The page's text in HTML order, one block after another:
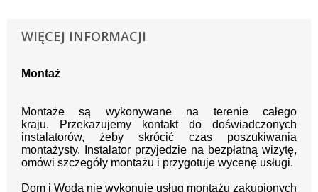
WIĘCEJ INFORMACJI
Montaż
Montaże są wykonywane na terenie całego
kraju.
Przekazujemy kontakt do doświadczonych
instalatorów, żeby skrócić czas poszukiwania
montażysty.
Instalator przyjedzie na bezpłatną wizytę,
omówi szczegóły montażu i przygotuje wycenę usługi.
Dom i Woda nie wykonuje usług montażu zakupionych